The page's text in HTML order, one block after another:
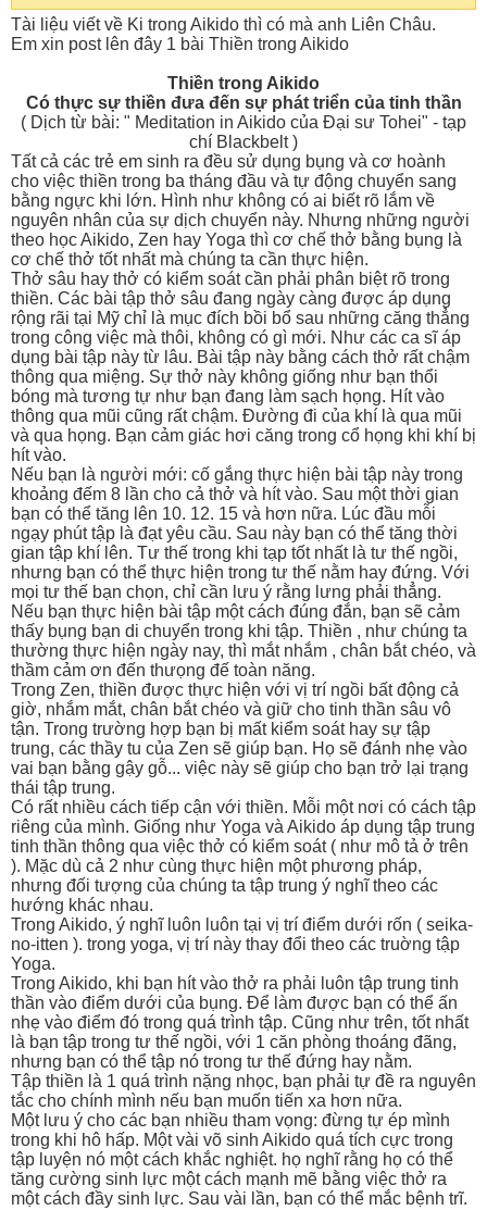
Tài liệu viết về Ki trong Aikido thì có mà anh Liên Châu.
Em xin post lên đây 1 bài Thiền trong Aikido
Thiền trong Aikido
Có thực sự thiền đưa đến sự phát triển của tinh thần
( Dịch từ bài: " Meditation in Aikido của Đại sư Tohei" - tạp
chí Blackbelt )
Tất cả các trẻ em sinh ra đều sử dụng bụng và cơ hoành
cho việc thiền trong ba tháng đầu và tự động chuyển sang
bằng ngực khi lớn. Hình như không có ai biết rõ lắm về
nguyên nhân của sự dịch chuyển này. Nhưng những người
theo học Aikido, Zen hay Yoga thì cơ chế thở bằng bụng là
cơ chế thở tốt nhất mà chúng ta cần thực hiện.
Thở sâu hay thở có kiểm soát cần phải phân biệt rõ trong
thiền. Các bài tập thở sâu đang ngày càng được áp dụng
rộng rãi tại Mỹ chỉ là mục đích bồi bổ sau những căng thẳng
trong công việc mà thôi, không có gì mới. Như các ca sĩ áp
dụng bài tập này từ lâu. Bài tập này bằng cách thở rất chậm
thông qua miệng. Sự thở này không giống như bạn thổi
bóng mà tương tự như bạn đang làm sạch họng. Hít vào
thông qua mũi cũng rất chậm. Đường đi của khí là qua mũi
và qua họng. Bạn cảm giác hơi căng trong cổ họng khi khí bị
hít vào.
Nếu bạn là người mới: cố gắng thực hiện bài tập này trong
khoảng đếm 8 lần cho cả thở và hít vào. Sau một thời gian
bạn có thể tăng lên 10. 12. 15 và hơn nữa. Lúc đầu mỗi
ngạy phút tập là đạt yêu cầu. Sau này bạn có thể tăng thời
gian tập khí lên. Tư thế trong khi tạp tốt nhất là tư thế ngồi,
nhưng bạn có thể thực hiện trong tư thế nằm hay đứng. Với
mọi tư thế bạn chọn, chỉ cần lưu ý rằng lưng phải thẳng.
Nếu bạn thực hiện bài tập một cách đúng đắn, bạn sẽ cảm
thấy bụng bạn di chuyển trong khi tập. Thiền , như chúng ta
thường thực hiện ngày nay, thì mắt nhắm , chân bắt chéo, và
thầm cảm ơn đến thưọng đế toàn năng.
Trong Zen, thiền được thực hiện với vị trí ngồi bất động cả
giờ, nhắm mắt, chân bắt chéo và giữ cho tinh thần sâu vô
tận. Trong trường hợp bạn bị mất kiểm soát hay sự tập
trung, các thầy tu của Zen sẽ giúp bạn. Họ sẽ đánh nhẹ vào
vai bạn bằng gậy gỗ... việc này sẽ giúp cho bạn trở lại trạng
thái tập trung.
Có rất nhiều cách tiếp cận với thiền. Mỗi một nơi có cách tập
riêng của mình. Giống như Yoga và Aikido áp dụng tập trung
tinh thần thông qua việc thở có kiểm soát ( như mô tả ở trên
). Mặc dù cả 2 như cùng thực hiện một phương pháp,
nhưng đối tượng của chúng ta tập trung ý nghĩ theo các
hướng khác nhau.
Trong Aikido, ý nghĩ luôn luôn tại vị trí điểm dưới rốn ( seika-
no-itten ). trong yoga, vị trí này thay đổi theo các truờng tập
Yoga.
Trong Aikido, khi bạn hít vào thở ra phải luôn tập trung tinh
thần vào điểm dưới của bụng. Để làm được bạn có thể ấn
nhẹ vào điểm đó trong quá trình tập. Cũng như trên, tốt nhất
là bạn tập trong tư thế ngồi, với 1 căn phòng thoáng đãng,
nhưng bạn có thể tập nó trong tư thế đứng hay nằm.
Tập thiền là 1 quá trình nặng nhọc, bạn phải tự đề ra nguyên
tắc cho chính mình nếu bạn muốn tiến xa hơn nữa.
Một lưu ý cho các bạn nhiều tham vọng: đừng tự ép mình
trong khi hô hấp. Một vài võ sinh Aikido quá tích cực trong
tập luyện nó một cách khắc nghiệt. họ nghĩ rằng họ có thể
tăng cường sinh lực một cách mạnh mẽ bằng việc thở ra
một cách đầy sinh lực. Sau vài lần, bạn có thể mắc bệnh trĩ.